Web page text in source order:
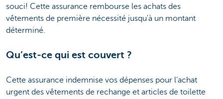
souci! Cette assurance rembourse les achats des
vêtements de première nécessité jusqu'à un montant
déterminé.
Qu’est-ce qui est couvert ?
Cette assurance indemnise vos dépenses pour l’achat
urgent des vêtements de rechange et articles de toilette